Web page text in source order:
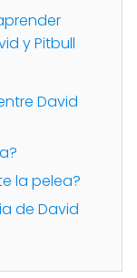
y Pitbull
David
la pelea?
de David